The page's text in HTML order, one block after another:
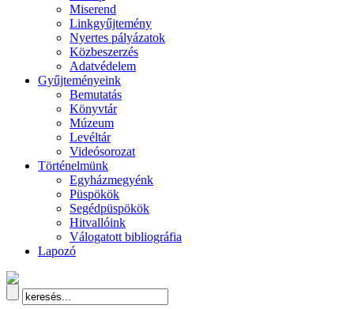
Miserend
Linkgyűjtemény
Nyertes pályázatok
Közbeszerzés
Adatvédelem
Gyűjteményeink
Bemutatás
Könyvtár
Múzeum
Levéltár
Videósorozat
Történelmünk
Egyházmegyénk
Püspökök
Segédpüspökök
Hitvallóink
Válogatott bibliográfia
Lapozó